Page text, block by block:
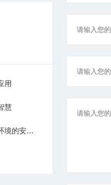
用
慧
安全之光